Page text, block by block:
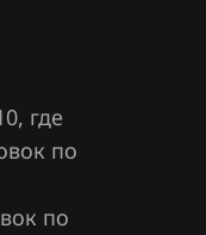
где
по
по